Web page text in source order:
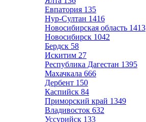
Евпатория 135
Нур-Султан 1416
Новосибирская область 1413
Новосибирск 1042
Бердск 58
Искитим 27
Республика Дагестан 1395
Махачкала 666
Дербент 150
Каспийск 84
Приморский край 1349
Владивосток 632
Уссурийск 133